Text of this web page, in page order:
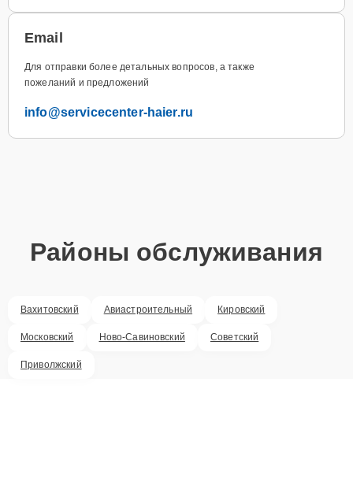
Email
Для отправки более детальных вопросов, а также
пожеланий и предложений
info@servicecenter-haier.ru
Районы обслуживания
Вахитовский Авиастроительный Кировский
Московский Ново-Савиновский Советский
Приволжский